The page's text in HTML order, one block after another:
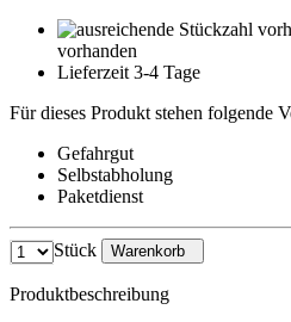
vorhanden
Lieferzeit 3-4 Tage
Für dieses Produkt stehen folgende
Gefahrgut
Selbstabholung
Paketdienst
Stück Warenkorb
Produktbeschreibung